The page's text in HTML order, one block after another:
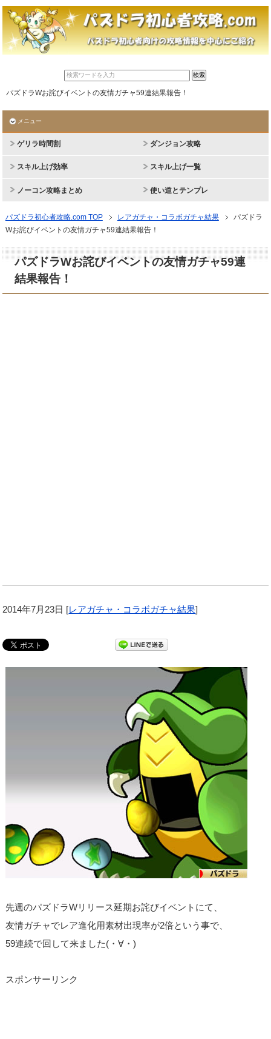
パズドラWお詫びイベントの友情ガチャ59連結果報告！
メニュー
ゲリラ時間割 ダンジョン攻略
スキル上げ効率 スキル上げ一覧
ノーコン攻略まとめ 使い道とテンプレ
パズドラ初心者攻略.com TOP レアガチャ・コラボガチャ結果
パズドラ
Wお詫びイベントの友情ガチャ59連結果報告！
パズドラWお詫びイベントの友情ガチャ59連
結果報告！
2014年7月23日 [レアガチャ・コラボガチャ結果]
先週のパズドラWリリース延期お詫びイベントにて、
友情ガチャでレア進化用素材出現率が2倍という事で、
59連続で回して来ました(・∀・)
スポンサーリンク